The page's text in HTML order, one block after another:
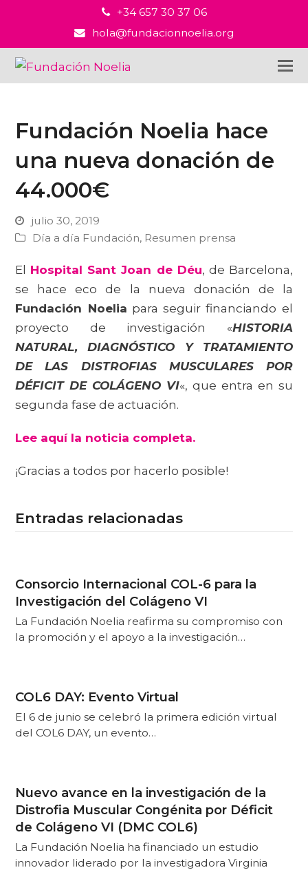
+34 657 30 37 06
hola@fundacionnoelia.org
Fundación Noelia hace
una nueva donación de
44.000€
julio 30, 2019
Día a día Fundación, Resumen prensa
El Hospital Sant Joan de Déu, de Barcelona,
se hace eco de la nueva donación de la
Fundación Noelia para seguir financiando el
proyecto de investigación «HISTORIA
NATURAL, DIAGNÓSTICO Y TRATAMIENTO
DE LAS DISTROFIAS MUSCULARES POR
DÉFICIT DE COLÁGENO VI«, que entra en su
segunda fase de actuación.
Lee aquí la noticia completa.
¡Gracias a todos por hacerlo posible!
Entradas relacionadas
Consorcio Internacional COL-6 para la
Investigación del Colágeno VI
La Fundación Noelia reafirma su compromiso con
la promoción y el apoyo a la investigación…
COL6 DAY: Evento Virtual
El 6 de junio se celebró la primera edición virtual
del COL6 DAY, un evento…
Nuevo avance en la investigación de la
Distrofia Muscular Congénita por Déficit
de Colágeno VI (DMC COL6)
La Fundación Noelia ha financiado un estudio
innovador liderado por la investigadora Virginia